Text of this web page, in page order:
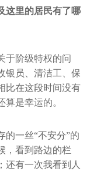
这里的居民有了哪
于阶级特权的问
银员、清洁工、保
比在这段时间没有
是幸运的。
的一丝“不安分”的
，看到路边的栏
还有一次我看到人